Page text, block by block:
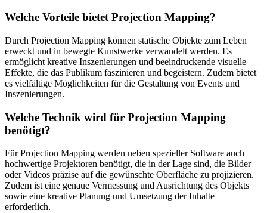
Welche Vorteile bietet Projection Mapping?
Durch Projection Mapping können statische Objekte zum Leben
erweckt und in bewegte Kunstwerke verwandelt werden. Es
ermöglicht kreative Inszenierungen und beeindruckende visuelle
Effekte, die das Publikum faszinieren und begeistern. Zudem bietet
es vielfältige Möglichkeiten für die Gestaltung von Events und
Inszenierungen.
Welche Technik wird für Projection Mapping
benötigt?
Für Projection Mapping werden neben spezieller Software auch
hochwertige Projektoren benötigt, die in der Lage sind, die Bilder
oder Videos präzise auf die gewünschte Oberfläche zu projizieren.
Zudem ist eine genaue Vermessung und Ausrichtung des Objekts
sowie eine kreative Planung und Umsetzung der Inhalte
erforderlich.